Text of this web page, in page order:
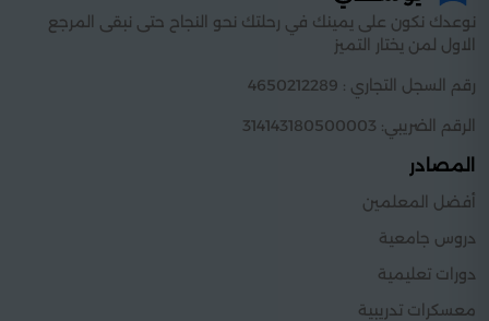
نوعدك نكون على يمينك في رحلتك نحو النجاح حتى نبقى المرجع
الاول لمن يختار التميز
رقم السجل التجاري : 4650212289
الرقم الضريبي: 314143180500003
المصادر
أفضل المعلمين
دروس جامعية
دورات تعليمية
معسكرات تدريبية